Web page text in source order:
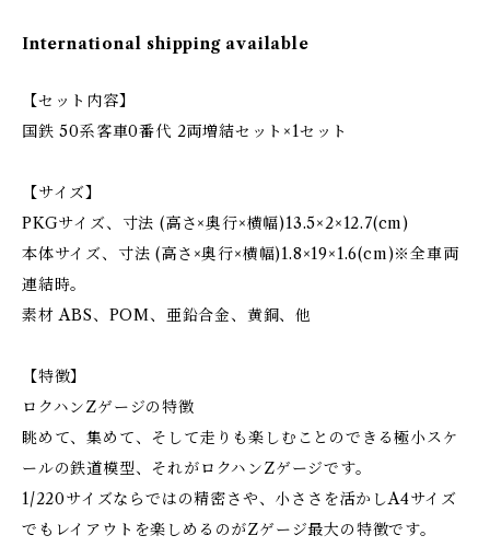
International shipping available
【セット内容】
国鉄 50系客車0番代 2両増結セット×1セット
【サイズ】
PKGサイズ、寸法 (高さ×奥行×横幅)13.5×2×12.7(cm)
本体サイズ、寸法 (高さ×奥行×横幅)1.8×19×1.6(cm)※全車両
連結時。
素材 ABS、POM、亜鉛合金、黄銅、他
【特徴】
ロクハンZゲージの特徴
眺めて、集めて、そして走りも楽しむことのできる極小スケ
ールの鉄道模型、それがロクハンZゲージです。
1/220サイズならではの精密さや、小ささを活かしA4サイズ
でもレイアウトを楽しめるのがZゲージ最大の特徴です。